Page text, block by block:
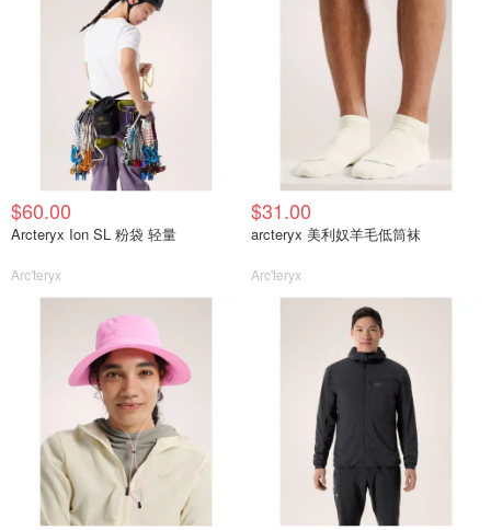
$60.00
Arcteryx Ion SL 粉袋 轻量
Arc'teryx
$31.00
arcteryx 美利奴羊毛低筒袜
Arc'teryx